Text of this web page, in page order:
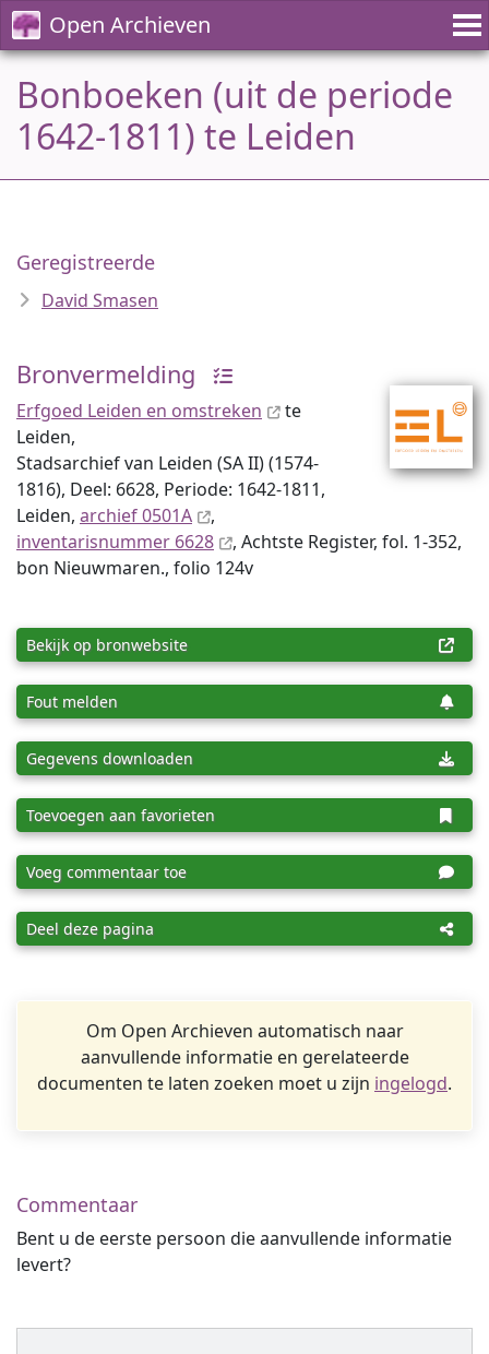
Open Archieven
Bonboeken (uit de periode
1642-1811) te Leiden
Geregistreerde
David Smasen
Bronvermelding
Erfgoed Leiden en omstreken
te
Leiden,
Stadsarchief van Leiden (SA II) (1574-
1816), Deel: 6628, Periode: 1642-1811,
Leiden, archief 0501A
,
inventaris­num­mer 6628
, Achtste Register, fol. 1-352,
bon Nieuwmaren., folio 124v
Bekijk op bronwebsite
Fout melden
Gegevens downloaden
Toevoegen aan favorieten
Voeg commentaar toe
Deel deze pagina
Om Open Archieven automatisch naar
aanvullende informatie en gerelateerde
documenten te laten zoeken moet u zijn ingelogd.
Commentaar
Bent u de eerste persoon die aanvullende informatie
levert?